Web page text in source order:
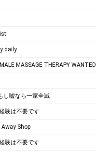
daily
MASSAGE THERAPY WANTED
し嘘なら一家全滅
験は不要です
Shop
験は不要です